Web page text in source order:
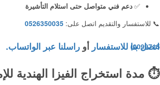
✅دعم فني متواصل حتى استلام التأشيرة
📞 للاستفسار والتقديم اتصل على:0526350035
اتصل بنا للاستفسار أوراسلنا عبر الواتساب.
⏱️ مدة استخراج الفيزا الهندية